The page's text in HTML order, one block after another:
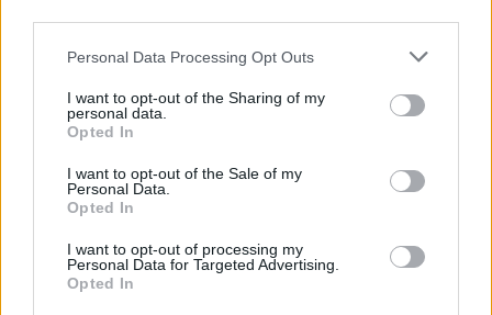
Personal Data Processing Opt Outs
I want to opt-out of the Sharing of my
personal data.
Opted In
I want to opt-out of the Sale of my
Personal Data.
Opted In
I want to opt-out of processing my
Personal Data for Targeted Advertising.
Opted In
TI POTREBBE INTERESSARE
La Commedia di Plauto